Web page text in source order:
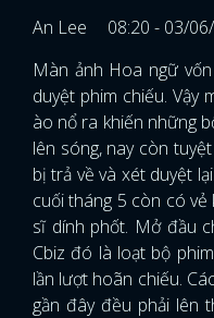
An Lee
08:20 - 03/
Màn ảnh Hoa ngữ
duyệt phim chiếu. Vậy
ào nổ ra khiến những
lên sóng, nay còn
bị trả về và xét duyệt
cuối tháng 5 còn có vẻ
sĩ dính phốt. Mở đầu
Cbiz đó là loạt bộ
lần lượt hoãn chiếu.
gần đây đều phải lên